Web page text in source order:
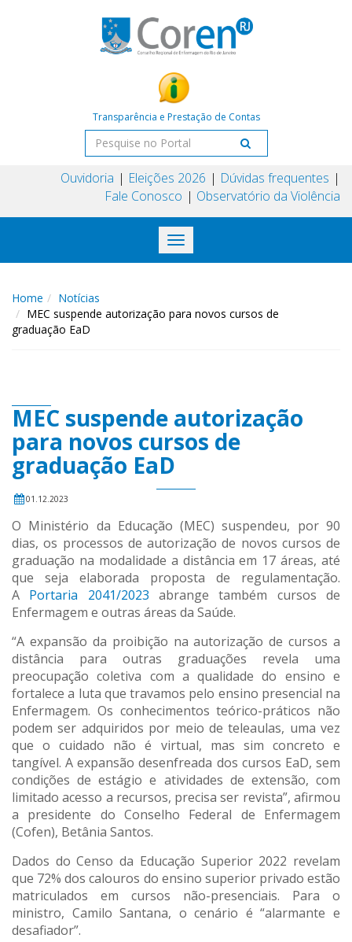
Transparência e Prestação de Contas
Ouvidoria Eleições 2026
Dúvidas frequentes
Fale Conosco
Observatório da Violência
Toggle
navigation
Home
Notícias
MEC suspende autorização para novos cursos de
graduação EaD
MEC suspende autorização
para novos cursos de
graduação EaD
01.12.2023
O Ministério da Educação (MEC) suspendeu, por 90
dias, os processos de autorização de novos cursos de
graduação na modalidade a distância em 17 áreas, até
que seja elaborada proposta de regulamentação.
A Portaria 2041/2023 abrange também cursos de
Enfermagem e outras áreas da Saúde.
“A expansão da proibição na autorização de cursos a
distância para outras graduações revela uma
preocupação coletiva com a qualidade do ensino e
fortalece a luta que travamos pelo ensino presencial na
Enfermagem. Os conhecimentos teórico-práticos não
podem ser adquiridos por meio de teleaulas, uma vez
que o cuidado não é virtual, mas sim concreto e
tangível. A expansão desenfreada dos cursos EaD, sem
condições de estágio e atividades de extensão, com
limitado acesso a recursos, precisa ser revista”, afirmou
a presidente do Conselho Federal de Enfermagem
(Cofen), Betânia Santos.
Dados do Censo da Educação Superior 2022 revelam
que 72% dos calouros do ensino superior privado estão
matriculados em cursos não-presenciais. Para o
ministro, Camilo Santana, o cenário é “alarmante e
desafiador”.